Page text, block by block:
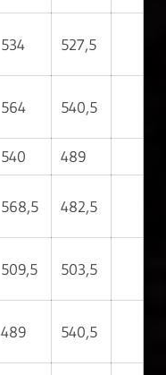
534 527,5
564 540,5
540 489
568,5 482,5
509,5 503,5
489 540,5